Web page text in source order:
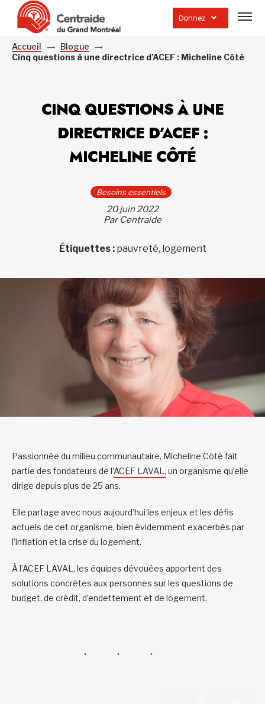
Donnez
la
Accueil
Blogue
Cinq questions à une directrice d’ACEF : Micheline Côté
CINQ QUESTIONS À UNE
DIRECTRICE D’ACEF :
MICHELINE CÔTÉ
Besoins essentiels
20 juin 2022
Par Centraide
Étiquettes : pauvreté, logement
Passionnée du milieu communautaire, Micheline Côté fait
partie des fondateurs de l’ACEF LAVAL, un organisme qu’elle
dirige depuis plus de 25 ans.
Elle partage avec nous aujourd’hui les enjeux et les défis
actuels de cet organisme, bien évidemment exacerbés par
l’inflation et la crise du logement.
À l’ACEF LAVAL, les équipes dévouées apportent des
solutions concrètes aux personnes sur les questions de
budget, de crédit, d’endettement et de logement.